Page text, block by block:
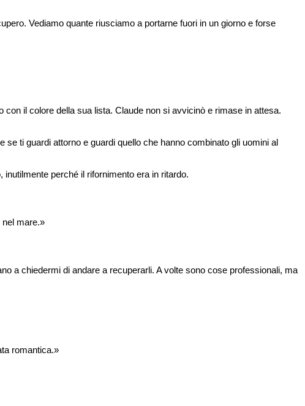
Vediamo quante riusciamo a portarne fuori in un giorno e forse
il colore della sua lista. Claude non si avvicinò e rimase in attesa.
ti guardi attorno e guardi quello che hanno combinato gli uomini al
perché il rifornimento era in ritardo.
nel mare.»
a chiedermi di andare a recuperarli. A volte sono cose professionali, ma
romantica.»